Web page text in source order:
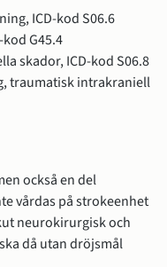
ICD-kod S06.6
G45.4
skador, ICD-kod S06.8
traumatisk intrakraniell
också en del
vårdas på strokeenhet
neurokirurgisk och
då utan dröjsmål